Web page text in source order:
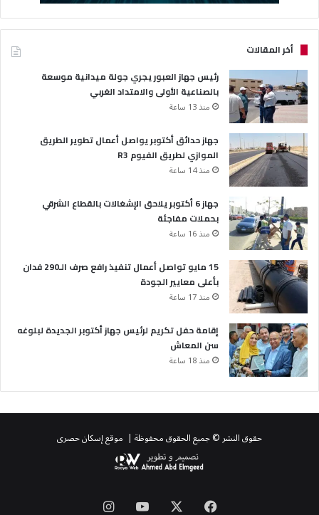
أخر المقالات
رئيس جهاز العبور يجري جولة ميدانية موسعة
بالصناعية الأولى والامتداد الغربي
منذ 13 ساعة
جهاز حدائق أكتوبر يواصل أعمال تطوير الطريق
الموازي لطريق الفيوم R3
منذ 14 ساعة
جهاز 6 أكتوبر يلاحق الإشغالات بالقطاع الشرقي
بحملات مفاجئة
منذ 16 ساعة
15 مايو تواصل أعمال تنفيذ رافع صرف الـ290 فدان
بأعلى معايير الجودة
منذ 17 ساعة
إقامة حفل تكريم لرئيس جهاز أكتوبر الجديدة لبلوغه
سن المعاش
منذ 18 ساعة
حقوق النشر © جميع الحقوق محفوظة | موقع إسكان حصرى
فيسبوك ‫YouTube